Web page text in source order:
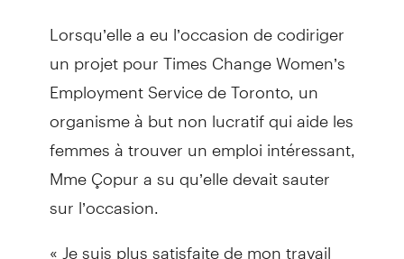
Lorsqu’elle a eu l’occasion de codiriger
un projet pour Times Change Women’s
Employment Service de Toronto, un
organisme à but non lucratif qui aide les
femmes à trouver un emploi intéressant,
Mme Çopur a su qu’elle devait sauter
sur l’occasion.
« Je suis plus satisfaite de mon travail